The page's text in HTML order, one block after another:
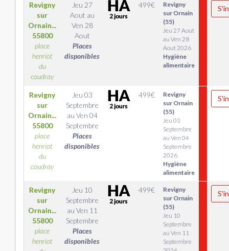
Revigny
sur
Ornain...
55800
place
henriot
du
coudray
Jeu 27
Aout au
Ven 28
Aout
Places
disponibles
499€
Revigny
sur Ornain
(55)
Jeu 27 Aout
au Ven 28
Aout 2026
Hygiène
alimentaire
Revigny
sur
Ornain...
55800
place
henriot
du
coudray
Jeu 03
Septembre
au Ven 04
Septembre
Places
disponibles
499€
Revigny
sur Ornain
(55)
Jeu 03
Septembre
au Ven 04
Septembre
2026
Hygiène
alimentaire
Revigny
sur
Ornain...
55800
place
henriot
Jeu 10
Septembre
au Ven 11
Septembre
Places
disponibles
499€
Revigny
sur Ornain
(55)
Jeu 10
Septembre
au Ven 11
Septembre